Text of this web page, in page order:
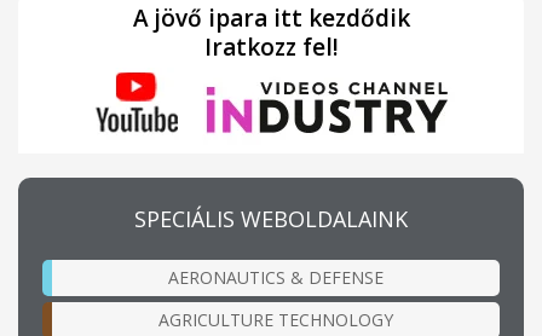
A jövő ipara itt kezdődik
Iratkozz fel!
SPECIÁLIS WEBOLDALAINK
AERONAUTICS & DEFENSE
AGRICULTURE TECHNOLOGY